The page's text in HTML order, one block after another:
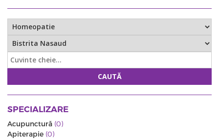
CAUTĂ
SPECIALIZARE
Acupunctură (0)
Apiterapie (0)